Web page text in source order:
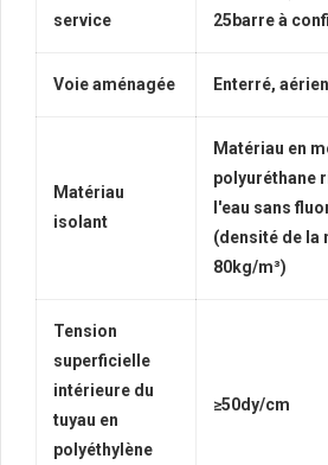
service
25barre à
Voie aménagée Enterré,
Matériau
isolant
Matériau en
polyuréthane
l'eau sans
(densité de la
80kg/m³)
Tension
superficielle
intérieure du
tuyau en
polyéthylène
≥50dy/cm